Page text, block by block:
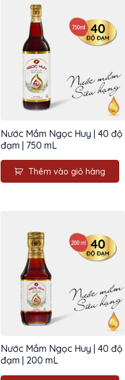
Nước Mắm Ngọc Huy | 40 độ
đạm | 750 mL
Thêm vào giỏ hàng
Nước Mắm Ngọc Huy | 40 độ
đạm | 200 mL